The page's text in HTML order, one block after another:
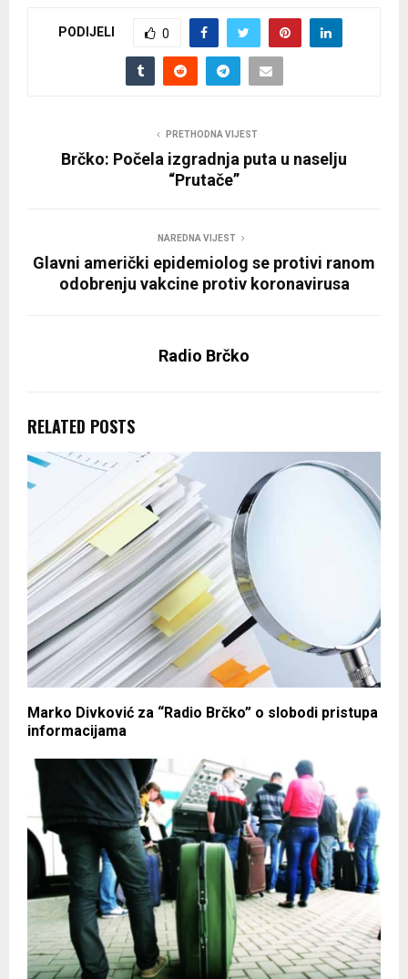
PODIJELI 0
PRETHODNA VIJEST
Brčko: Počela izgradnja puta u naselju
“Prutače”
NAREDNA VIJEST
Glavni američki epidemiolog se protivi ranom
odobrenju vakcine protiv koronavirusa
Radio Brčko
RELATED POSTS
Marko Divković za “Radio Brčko” o slobodi pristupa
informacijama